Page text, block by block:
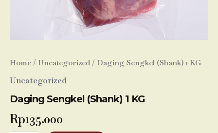
Home / Uncategorized / Daging Sengkel (Shank) 1 KG
Uncategorized
Daging Sengkel (Shank) 1 KG
Rp135.000